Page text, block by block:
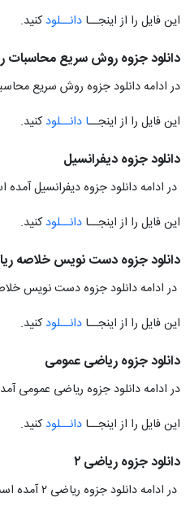
این فایل را از اینجــا دانــلودکنید.
دانلود جزوه روش سریع محاسبات
در ادامه دانلود جزوه روش سریع
این فایل را از اینجــا دانــلودکنید.
دانلود جزوه دیفرانسیل
در ادامه دانلود جزوه دیفرانسیل
این فایل را از اینجــا دانــلودکنید.
دانلود جزوه دست نویس خلاصه
در ادامه دانلود جزوه دست نویس
این فایل را از اینجــا دانــلودکنید.
دانلود جزوه ریاضی عمومی
در ادامه دانلود جزوه ریاضی عمومی
این فایل را از اینجــا دانــلودکنید.
دانلود جزوه ریاضی ۲
در ادامه دانلود جزوه ریاضی ۲ آمده است.